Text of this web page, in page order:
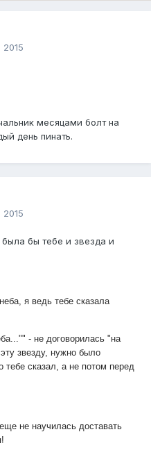
2015
месяцами болт на
день пинать.
2015
бы тебе и звезда и
я ведь тебе сказала
- не договорилась "на
звезду, нужно было
тебе сказал, а не потом перед
не научилась доставать